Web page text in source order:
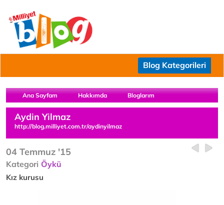
Blog Kategorileri
Ana Sayfam Hakkımda Bloglarım
Aydin Yilmaz
http://blog.milliyet.com.tr/aydinyilmaz
04 Temmuz '15
Kategori Öykü
Kız kurusu